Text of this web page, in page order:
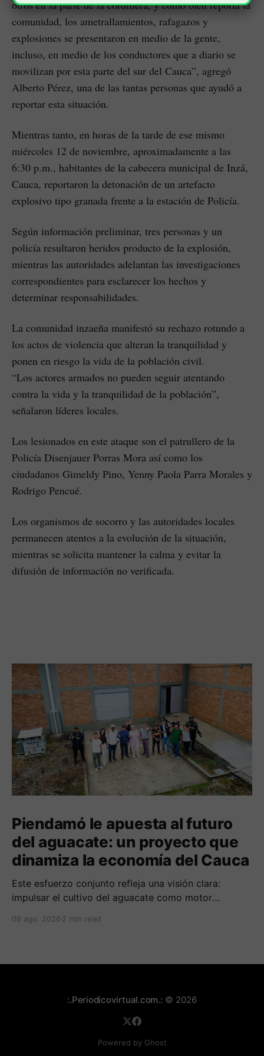
otros en la parte de la cordillera, y como bien reporta la
comunidad, los ametrallamientos, rafagazos y
explosiones se presentaron en medio de la gente,
incluso, en medio de los conductores que a diario se
movilizan por esta parte del sur del Cauca”, agregó
Alberto Pérez, una de las tantas personas que ayudó a
reportar esta situación.
Mientras tanto, en horas de la tarde de ese mismo
miércoles 12 de noviembre, aproximadamente a las
6:30 p.m., habitantes de la cabecera municipal de Inzá,
Cauca, reportaron la detonación de un artefacto
explosivo tipo granada frente a la estación de Policía.
Según información preliminar, tres personas y un
policía resultaron heridos producto de la explosión,
mientras las autoridades adelantan las investigaciones
correspondientes para esclarecer los hechos y
determinar responsabilidades.
La comunidad inzaeña manifestó su rechazo rotundo a
los actos de violencia que alteran la tranquilidad y
ponen en riesgo la vida de la población civil.
“Los actores armados no pueden seguir atentando
contra la vida y la tranquilidad de la población”,
señalaron líderes locales.
Los lesionados en este ataque son el patrullero de la
Policía Disenjauer Porras Mora así como los
ciudadanos Gimeldy Pino, Yenny Paola Parra Morales y
Rodrigo Pencué.
Los organismos de socorro y las autoridades locales
permanecen atentos a la evolución de la situación,
mientras se solicita mantener la calma y evitar la
difusión de información no verificada.
Piendamó le apuesta al futuro
del aguacate: un proyecto que
dinamiza la economía del Cauca
Este esfuerzo conjunto refleja una visión clara:
impulsar el cultivo del aguacate como motor
campesinas de la región.
09 ago. 2026 2 min read
:.Periodicovirtual.com.: © 2026
Powered by Ghost